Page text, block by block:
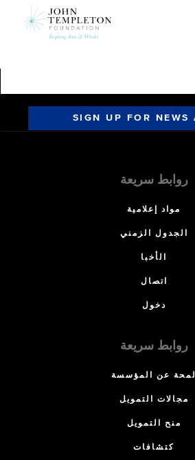
SIGN UP FOR NEWS
روابط سريعة
مواد إعلامية
الجدول الزمني
الأخبا
اتصال
دخول
روابط سريعة
لمحة عن المؤسسة
مجالات التمويل
منح التمويل
كتشافات